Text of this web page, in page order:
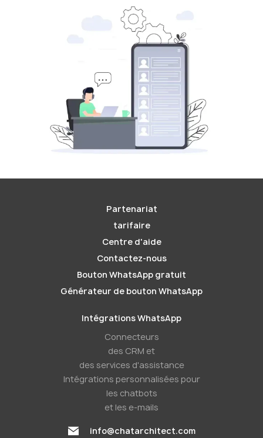
Partenariat
tarifaire
Centre d'aide
Contactez-nous
Bouton WhatsApp gratuit
Générateur de bouton WhatsApp
Intégrations WhatsApp
Connecteurs
des CRM et
des services d'assistance
Intégrations personnalisées pour
les chatbots
et les e-mails
info@chatarchitect.com